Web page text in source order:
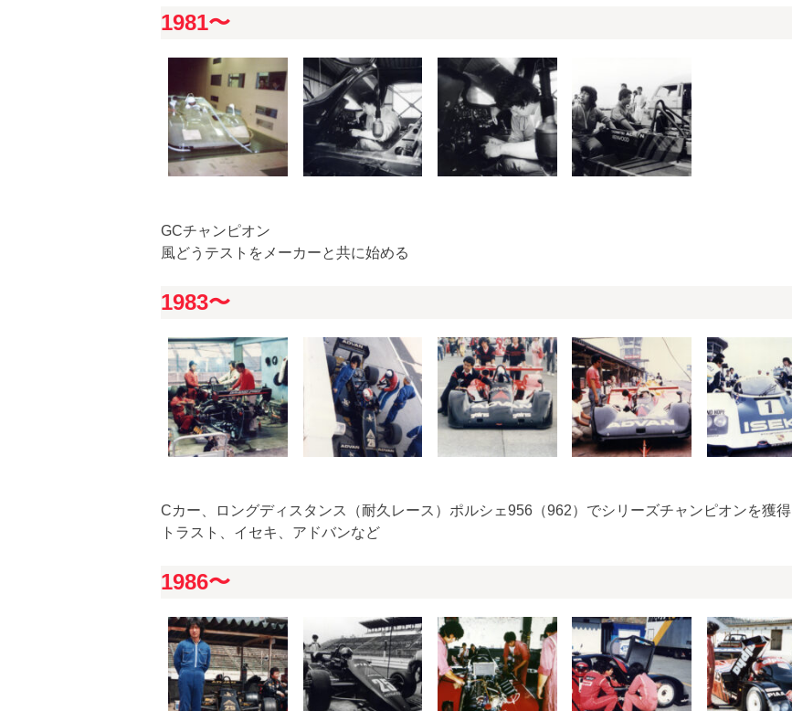
1981〜
GCチャンピオン
風どうテストをメーカーと共に始める
1983〜
Cカー、ロングディスタンス（耐久レース）ポルシェ956（962）でシリーズチャンピオンを獲得
トラスト、イセキ、アドバンなど
1986〜